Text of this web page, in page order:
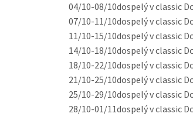
04/10-08/10dospelý v classic
07/10-11/10dospelý v classic
11/10-15/10dospelý v classic
14/10-18/10dospelý v classic
18/10-22/10dospelý v classic
21/10-25/10dospelý v classic
25/10-29/10dospelý v classic
28/10-01/11dospelý v classic